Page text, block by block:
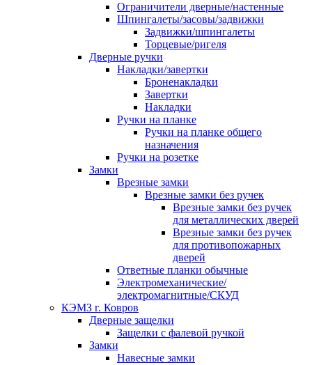
Ограничители дверные/настенные
Шпингалеты/засовы/задвижки
Задвижки/шпингалеты
Торцевые/ригеля
Дверные ручки
Накладки/завертки
Броненакладки
Завертки
Накладки
Ручки на планке
Ручки на планке общего
назначения
Ручки на розетке
Замки
Врезные замки
Врезные замки без ручек
Врезные замки без ручек
для металлических дверей
Врезные замки без ручек
для противопожарных
дверей
Ответные планки обычные
Электромеханические/
электромагнитные/СКУД
КЭМЗ г. Ковров
Дверные защелки
Защелки с фалевой ручкой
Замки
Навесные замки